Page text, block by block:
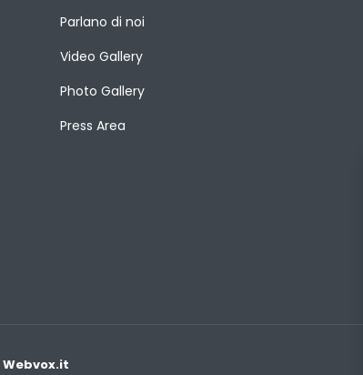
Parlano di noi
Video Gallery
Photo Gallery
Press Area
Webvox.it